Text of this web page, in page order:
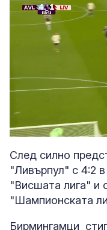
Unmute
След силно
"Ливърпул" с 4:2
"Висшата лига" и
"Шампионската
Бирмингамци